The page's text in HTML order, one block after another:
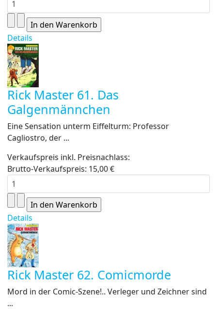
Details
Rick Master 61. Das
Galgenmännchen
Eine Sensation unterm Eiffelturm: Professor
Cagliostro, der ...
Verkaufspreis inkl. Preisnachlass:
Brutto-Verkaufspreis: 15,00 €
Details
Rick Master 62. Comicmorde
Mord in der Comic-Szene!.. Verleger und Zeichner sind
...